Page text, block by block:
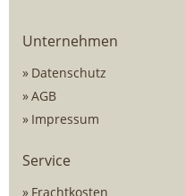
Unternehmen
Datenschutz
AGB
Impressum
Service
Frachtkosten